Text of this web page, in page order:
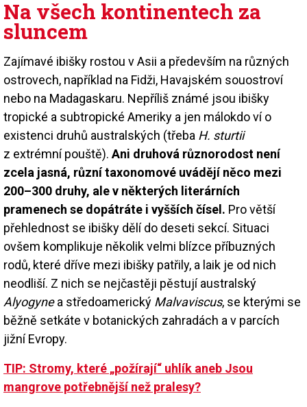
Na všech kontinentech za
sluncem
Zajímavé ibišky rostou v Asii a především na různých
ostrovech, například na Fidži, Havajském souostroví
nebo na Madagaskaru. Nepříliš známé jsou ibišky
tropické a subtropické Ameriky a jen málokdo ví o
existenci druhů australských (třeba H. sturtii
z extrémní pouště). Ani druhová různorodost není
zcela jasná, různí taxonomové uvádějí něco mezi
200–300 druhy, ale v některých literárních
pramenech se dopátráte i vyšších čísel. Pro větší
přehlednost se ibišky dělí do deseti sekcí. Situaci
ovšem komplikuje několik velmi blízce příbuzných
rodů, které dříve mezi ibišky patřily, a laik je od nich
neodliší. Z nich se nejčastěji pěstují australský
Alyogynea středoamerický Malvaviscus, se kterými se
běžně setkáte v botanických zahradách a v parcích
jižní Evropy.
TIP: Stromy, které „požírají“ uhlík aneb Jsou
mangrove potřebnější než pralesy?